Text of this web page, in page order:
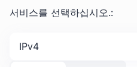
서비스를 선택하십시오.:
IPv4